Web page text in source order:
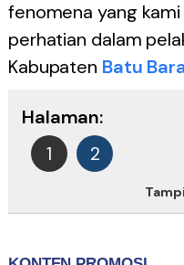
fenomena yang
perhatian dalam
Kabupaten Batu
Halaman:
1
2